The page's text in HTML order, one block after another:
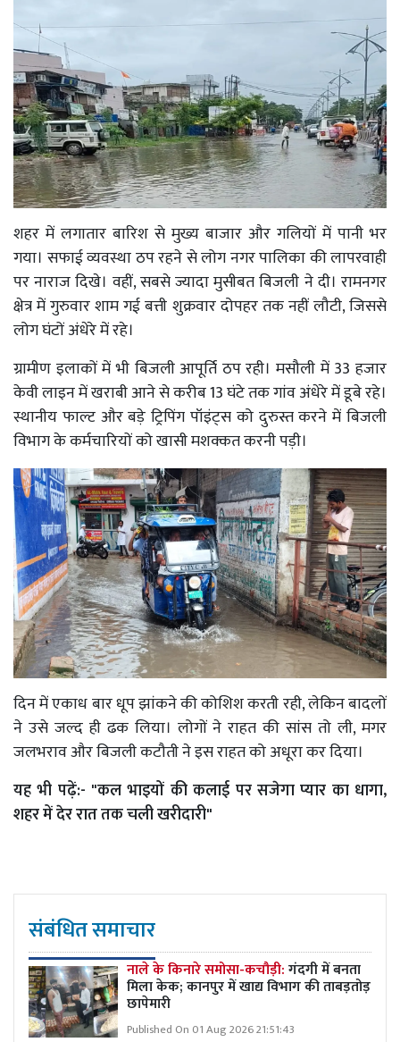
शहर में लगातार बारिश से मुख्य बाजार और गलियों में पानी भर
गया। सफाई व्यवस्था ठप रहने से लोग नगर पालिका की लापरवाही
पर नाराज दिखे। वहीं, सबसे ज्यादा मुसीबत बिजली ने दी। रामनगर
क्षेत्र में गुरुवार शाम गई बत्ती शुक्रवार दोपहर तक नहीं लौटी, जिससे
लोग घंटों अंधेरे में रहे।
ग्रामीण इलाकों में भी बिजली आपूर्ति ठप रही। मसौली में 33 हजार
केवी लाइन में खराबी आने से करीब 13 घंटे तक गांव अंधेरे में डूबे रहे।
स्थानीय फाल्ट और बड़े ट्रिपिंग पॉइंट्स को दुरुस्त करने में बिजली
विभाग के कर्मचारियों को खासी मशक्कत करनी पड़ी।
दिन में एकाध बार धूप झांकने की कोशिश करती रही, लेकिन बादलों
ने उसे जल्द ही ढक लिया। लोगों ने राहत की सांस तो ली, मगर
जलभराव और बिजली कटौती ने इस राहत को अधूरा कर दिया।
यह भी पढ़ें:- "कल भाइयों की कलाई पर सजेगा प्यार का धागा,
शहर में देर रात तक चली खरीदारी"
संबंधित समाचार
नाले के किनारे समोसा-कचौड़ी:गंदगी में बनता
मिला केक; कानपुर में खाद्य विभाग की ताबड़तोड़
छापेमारी
Published On 01 Aug 2026 21:51:43